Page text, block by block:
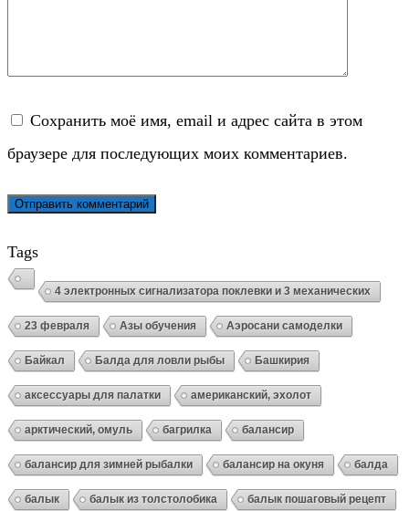
Сохранить моё имя, email и адрес сайта в этом
браузере для последующих моих комментариев.
Tags
4 электронных сигнализатора поклевки и 3 механических
23 февраля Азы обучения Аэросани самоделки
Байкал Балда для ловли рыбы Башкирия
аксессуары для палатки американский, эхолот
арктический, омуль багрилка балансир
балансир для зимней рыбалки балансир на окуня балда
балык балык из толстолобика балык пошаговый рецепт